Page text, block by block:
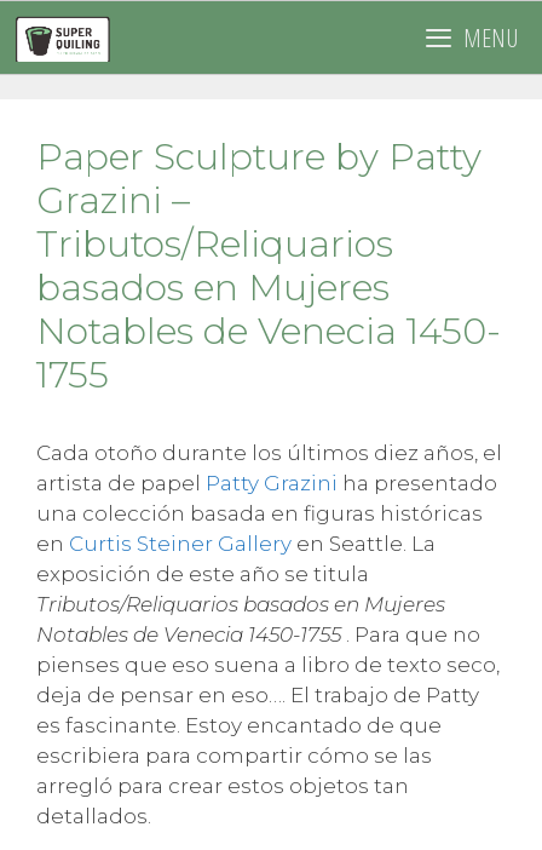
Saltar
contenido
MENU
Paper Sculpture by Patty
Grazini –
Tributos/Reliquarios
basados en Mujeres
Notables de Venecia 1450-
1755
Cada otoño durante los últimos diez años, el
artista de papel Patty Grazini ha presentado
una colección basada en figuras históricas
en Curtis Steiner Gallery en Seattle. La
exposición de este año se titula
Tributos/Reliquarios basados en Mujeres
Notables de Venecia 1450-1755. Para que no
pienses que eso suena a libro de texto seco,
deja de pensar en eso…. El trabajo de Patty
es fascinante. Estoy encantado de que
escribiera para compartir cómo se las
arregló para crear estos objetos tan
detallados.